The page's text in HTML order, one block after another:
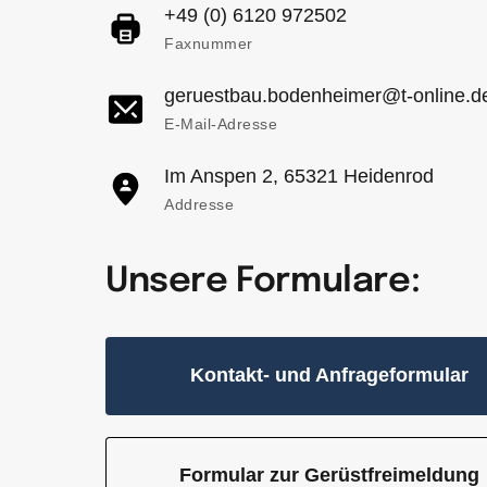
+49 (0) 6120 972502
Faxnummer
geruestbau.bodenheimer@t-
E-Mail-Adresse
Im Anspen 2, 65321 Heidenrod
Addresse
Unsere Formulare:
Kontakt- und Anfrageformular
Formular zur Gerüstfreimeldung